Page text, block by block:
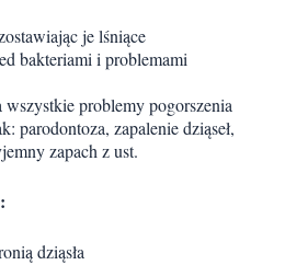
je lśniące
bakteriami i problemami
wszystkie problemy pogorszenia
parodontoza, zapalenie dziąseł,
zapach z ust.
dziąsła